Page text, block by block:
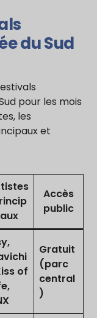
du Sud
pour les mois
les
et
aux
Accès
public
of
Gratuit
(parc
central
)